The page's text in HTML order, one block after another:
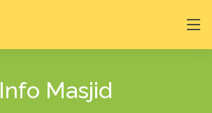
Info Masjid